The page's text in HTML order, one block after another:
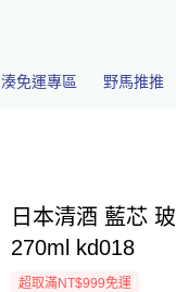
湊免運專區 野馬推推
日本清酒 藍芯
270ml kd018
超取滿NT$999免運